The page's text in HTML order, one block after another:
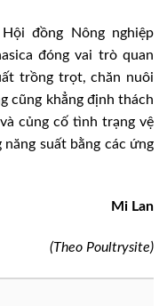
đồng Nông nghiệp
đóng vai trò quan
trồng trọt, chăn nuôi
cũng khẳng định thách
củng cố tình trạng vệ
năng suất bằng các ứng
Mi Lan
(Theo Poultrysite)